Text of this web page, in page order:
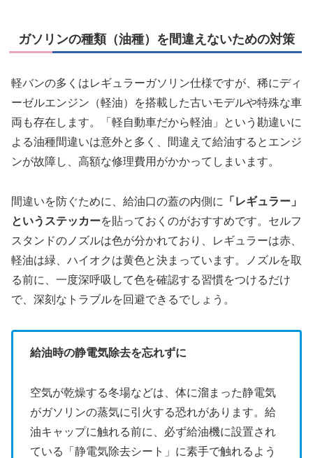
ガソリンの種類（油種）を間違えないための対策
軽バンの多くはレギュラーガソリン仕様ですが、稀にディ
ーゼルエンジン（軽油）を搭載した古いモデルや特殊な車
両も存在します。「軽自動車だから軽油」という勘違いに
よる油種間違いは意外と多く、間違えて給油するとエンジ
ンが故障し、高額な修理費用がかかってしまいます。
間違いを防ぐために、給油口の蓋の内側に
「レギュラー」
というステッカーを貼っておくのがおすすめです。セルフ
スタンドのノズルは色が分かれており、レギュラーは赤、
軽油は緑、ハイオクは黄色と決まっています。ノズルを取
る前に、一度深呼吸して色を確認する習慣をつけるだけ
で、深刻なトラブルを回避できるでしょう。
給油時の静電気除去を忘れずに
空気が乾燥する冬場などは、体に溜まった静電気
がガソリンの蒸気に引火する恐れがあります。給
油キャップに触れる前に、必ず給油機に設置され
ている「静電気除去シート」に素手で触れるよう